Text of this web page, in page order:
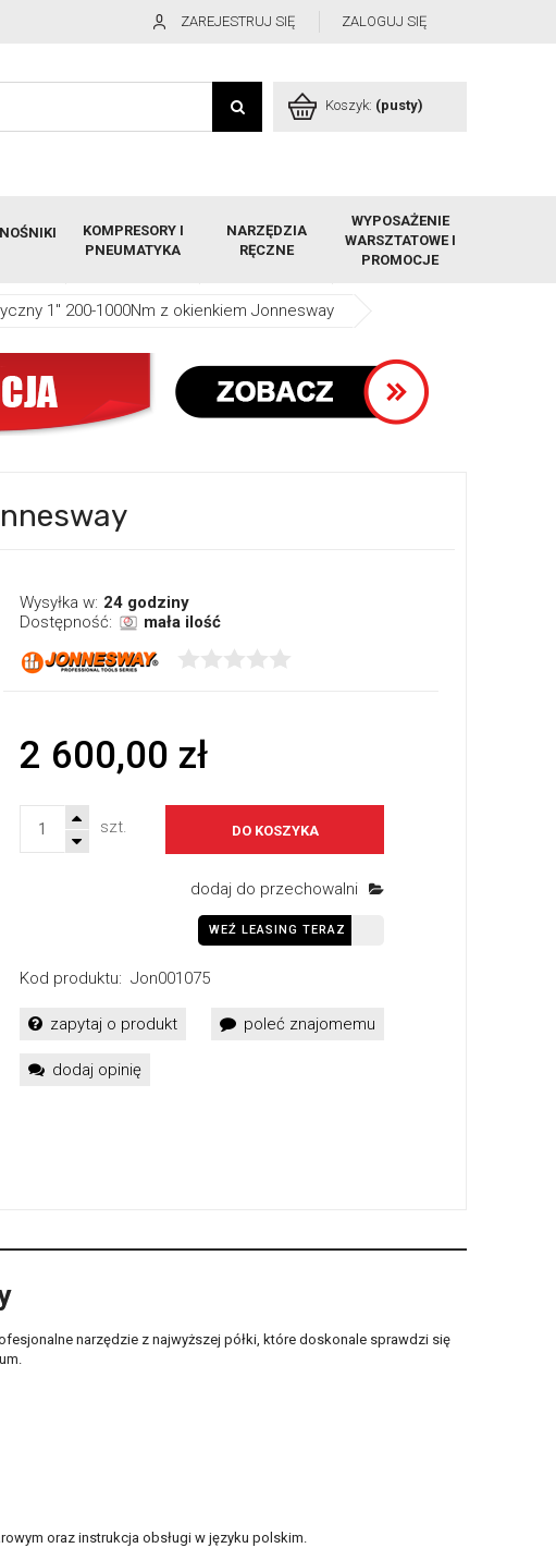
ZAREJESTRUJ SIĘ ZALOGUJ SIĘ
Koszyk: (pusty)
KOMPRESORY I
PNEUMATYKA
NARZĘDZIA
RĘCZNE
WYPOSAŻENIE
WARSZTATOWE I
PROMOCJE
1" 200-1000Nm z okienkiem Jonnesway
Wysyłka w: 24 godziny
Dostępność:
mała ilość
2 600,00 zł
szt. DO KOSZYKA
dodaj do przechowalni
WEŹ LEASING TERAZ
Kod produktu: Jon001075
zapytaj o produkt poleć znajomemu
dodaj opinię
narzędzie z najwyższej półki, które doskonale sprawdzi się
oraz instrukcja obsługi w języku polskim.